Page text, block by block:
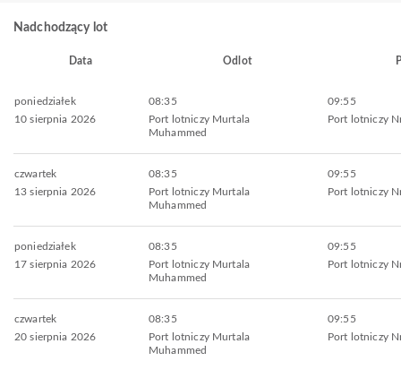
Nadchodzący lot
Data Odlot
poniedziałek
10 sierpnia 2026
08:35
Port lotniczy Murtala
Muhammed
09:55
Port lotniczy
czwartek
13 sierpnia 2026
08:35
Port lotniczy Murtala
Muhammed
09:55
Port lotniczy
poniedziałek
17 sierpnia 2026
08:35
Port lotniczy Murtala
Muhammed
09:55
Port lotniczy
czwartek
20 sierpnia 2026
08:35
Port lotniczy Murtala
Muhammed
09:55
Port lotniczy